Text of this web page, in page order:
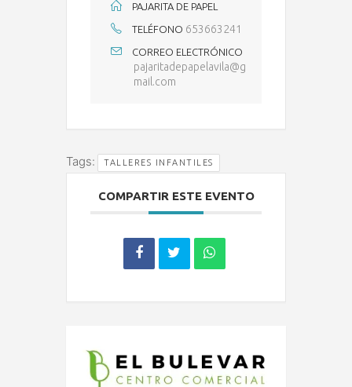
PAJARITA DE PAPEL
TELÉFONO 653663241
CORREO ELECTRÓNICO
pajaritadepapelavila@g
mail.com
Tags: TALLERES INFANTILES
COMPARTIR ESTE EVENTO